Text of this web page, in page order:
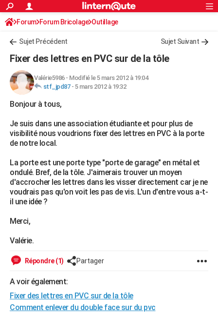
ACTUALITÉS
Politique
Société
Faits Divers
Education
Monde
Villes
+
FINANCE
Retraite
Impôts
Epargne
Immobilier
Risques naturels par ville
Banque
Assurance
Crédit
AUTO
Essais
Réserver un essai
Citadines
Berlines
SUV
Forum auto
+HIGH-TECH
Mobiles
Meilleur smartphone
Internet
Ordinateurs
Jeux vidéo
Guide high-tech
+BRICOLAGE
Forum
Aménagement intérieur
Extérieur
Cuisine
Salle de bains
Jardinage
Rangement
Guides de France
Escapades
Patrimoine
Expositions
Musées
Week-end nature
LIFESTYLE
Art de vivre
Bien-être
Loisirs
Modes de vie
SANTE
Carte de Noël
Carte Bonne année
Carte Saint-Valentin
Carte Pâques
Carte d'anniversaire
DICTIONNAIRE
S'inscrire
Connexion
Forum Forum Bricolage Outillage
Sujet Précédent Sujet Suivant
Fixer des lettres en PVC sur de la tôle
Valérie5986- Modifié le 5 mars 2012 à 19:04
stf_jpd87- 5 mars 2012 à 19:32
Bonjour à tous,
Je suis dans une association étudiante et pour plus de
visibilité nous voudrions fixer des lettres en PVC à la porte
de notre local.
La porte est une porte type "porte de garage" en métal et
ondulé. Bref, de la tôle. J'aimerais trouver un moyen
d'accrocher les lettres dans les visser directement car je ne
voudrais pas qu'on voit les pas de vis. L'un d'entre vous a-t-
il une idée ?
Merci,
Valérie.
Répondre (1) Partager
A voir également:
Fixer des lettres en PVC sur de la tôle
Comment enlever du double face sur du pvc